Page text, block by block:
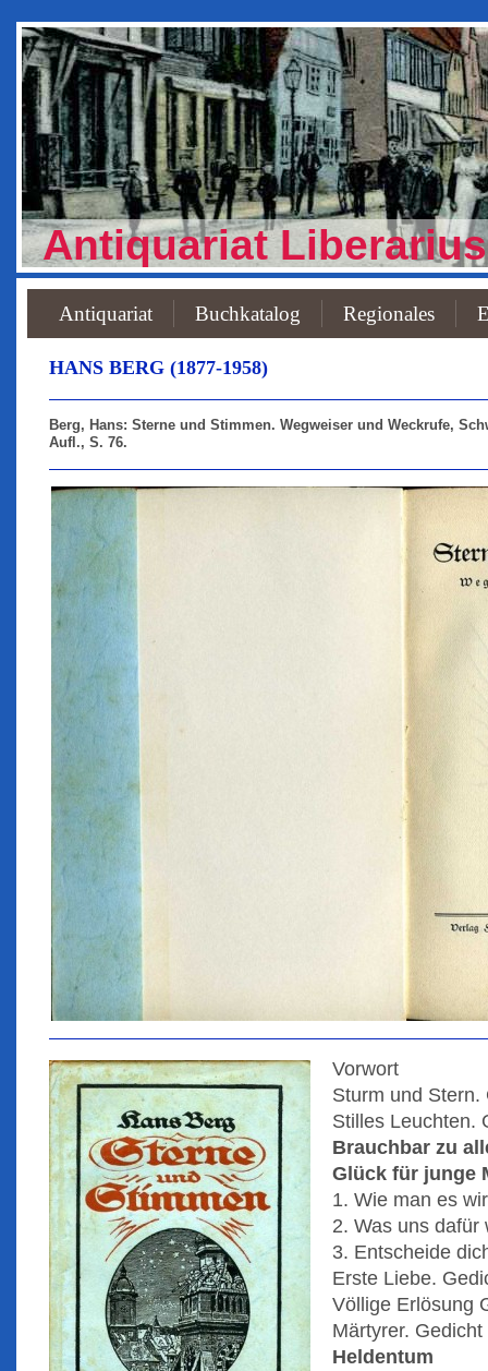
Antiquariat Liberarius
Antiquariat Buchkatalog Regionales
HANS BERG (1877-1958)
Berg, Hans: Sterne und Stimmen. Wegweiser und Weckrufe,
Aufl., S. 76.
Vorwort
Sturm und Stern.
Stilles Leuchten.
Brauchbar zu
Glück für junge
1. Wie man es
2. Was uns dafür
3. Entscheide
Erste Liebe.
Völlige Erlösung
Märtyrer. Gedicht
Heldentum